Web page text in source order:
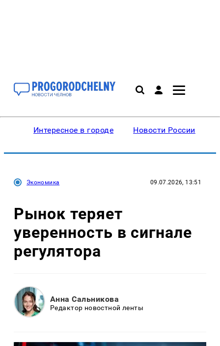
Интересное в городе Новости России
Экономика 09.07.2026, 13:51
Рынок теряет
уверенность в сигнале
регулятора
Анна Сальникова
Редактор новостной ленты